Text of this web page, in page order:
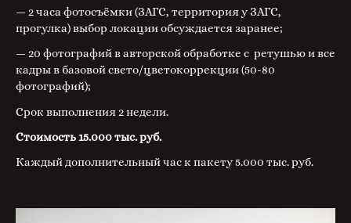
— 2 часа фотосъёмки (ЗАГС, территория у ЗАГС,
прогулка) выбор локации обсуждается заранее;
— 20 фотографий в авторской обработке с ретушью и все
кадры в базовой свето/цветокоррекции (50-80
фотографий);
Срок выполнения 2 недели.
Стоимость 15.000 тыс. руб.
Каждый дополнительный час к пакету 5.000 тыс. руб.